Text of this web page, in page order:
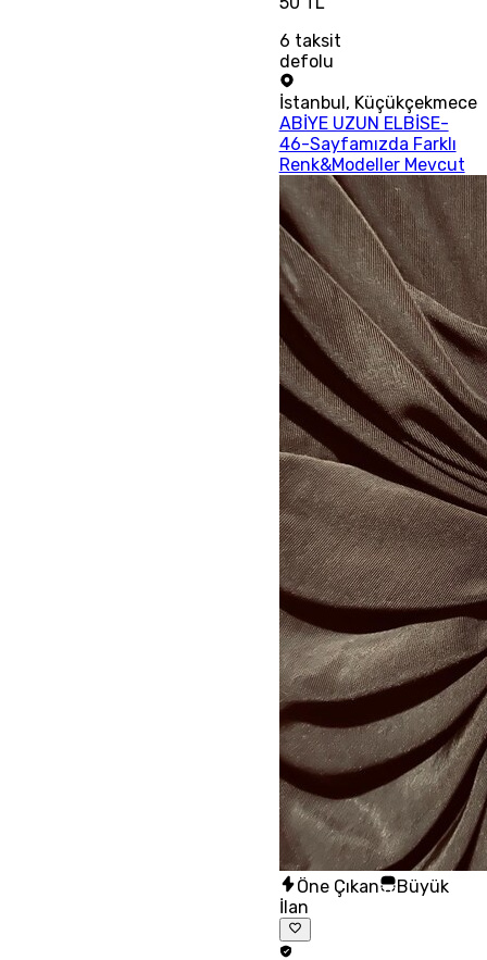
6 taksit
defolu
İstanbul, Küçükçekmece
ABİYE UZUN ELBİSE-
46-Sayfamızda Farklı
Renk&Modeller Mevcut
Öne Çıkan
Büyük
İlan